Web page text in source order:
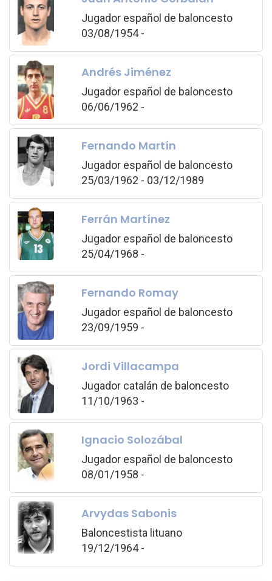
Jugador español de baloncesto
03/08/1954 -
Andrés Jiménez
Jugador español de baloncesto
06/06/1962 -
Fernando Martín
Jugador español de baloncesto
25/03/1962 - 03/12/1989
Ferrán Martínez
Jugador español de baloncesto
25/04/1968 -
Fernando Romay
Jugador español de baloncesto
23/09/1959 -
Jordi Villacampa
Jugador catalán de baloncesto
11/10/1963 -
Ignacio Solozábal
Jugador español de baloncesto
08/01/1958 -
Arvydas Sabonis
Baloncestista lituano
19/12/1964 -